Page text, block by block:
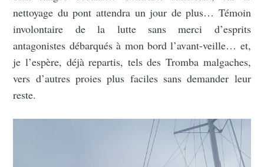
nettoyage du pont attendra un jour de plus… Témoin
involontaire de la lutte sans merci d’esprits
antagonistes débarqués à mon bord l’avant-veille… et,
je l’espère, déjà repartis, tels des Tromba malgaches,
vers d’autres proies plus faciles sans demander leur
reste.